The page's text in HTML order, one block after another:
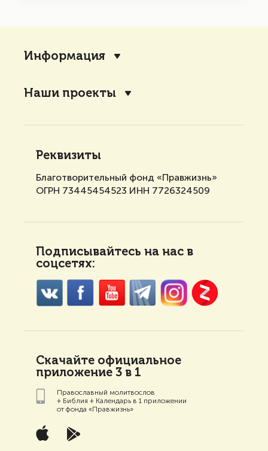
Информация
Наши проекты
Реквизиты
Благотворительный фонд «Правжизнь»
ОГРН 73445454523 ИНН 7726324509
Подписывайтесь на нас в
соцсетях:
Скачайте официальное
приложение 3 в 1
Православный молитвослов
+ Библия + Календарь в 1 приложении
от фонда «Правжизнь»